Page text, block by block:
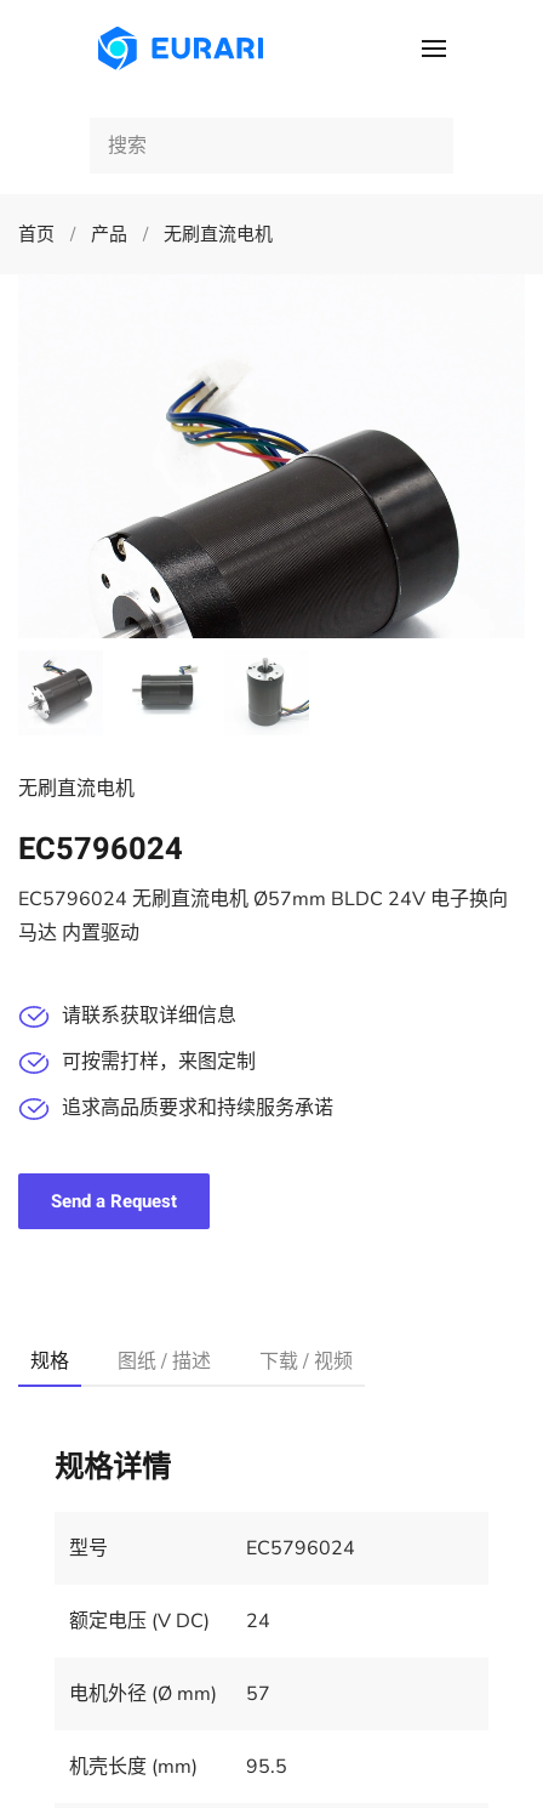
跳至主要内容
首页 产品 无刷直流电机
无刷直流电机
EC5796024
EC5796024 无刷直流电机 Ø57mm BLDC 24V 电子换向
马达 内置驱动
请联系获取详细信息
可按需打样，来图定制
追求高品质要求和持续服务承诺
Send a Request
规格 图纸 / 描述 下载 / 视频
规格详情
型号 EC5796024
额定电压 (V DC) 24
电机外径 (Ø mm) 57
机壳长度 (mm) 95.5